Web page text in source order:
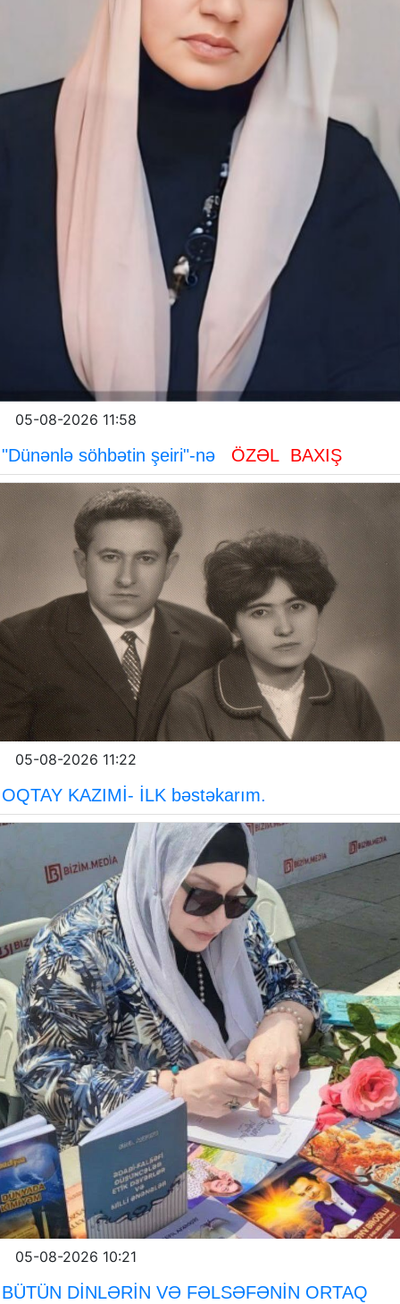
05-08-2026 11:58
"Dünənlə söhbətin şeiri"-nə ÖZƏL BAXIŞ
05-08-2026 11:22
OQTAY KAZIMİ- İLK bəstəkarım.
05-08-2026 10:21
BÜTÜN DİNLƏRİN VƏ FƏLSƏFƏNİN ORTAQ